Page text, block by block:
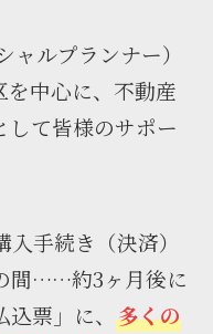
ルプランナー）
を中心に、不動産
て皆様のサポー
手続き（決済）
間……約3ヶ月後に
票」に、 多くの